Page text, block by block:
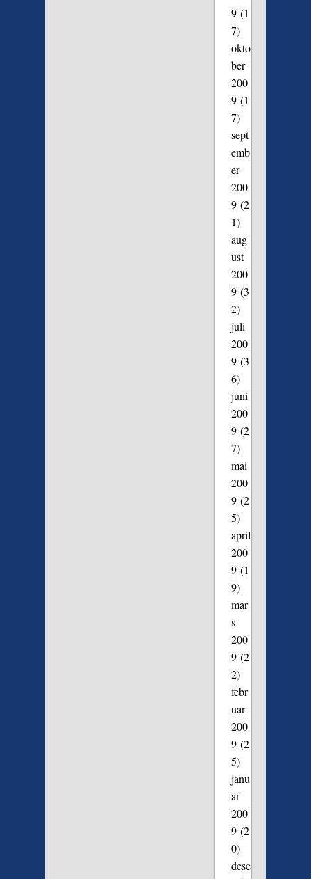
9(1
7)
okto
ber
200
9(1
7)
sept
emb
er
200
9(2
1)
aug
ust
200
9(3
2)
juli
200
9(3
6)
juni
200
9(2
7)
mai
200
9(2
5)
april
200
9(1
9)
mar
s
200
9(2
2)
febr
uar
200
9(2
5)
janu
ar
200
9(2
0)
dese